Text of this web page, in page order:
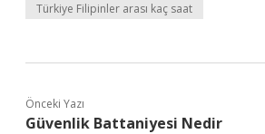
Türkiye Filipinler arası kaç saat
Önceki Yazı
Güvenlik Battaniyesi Nedir